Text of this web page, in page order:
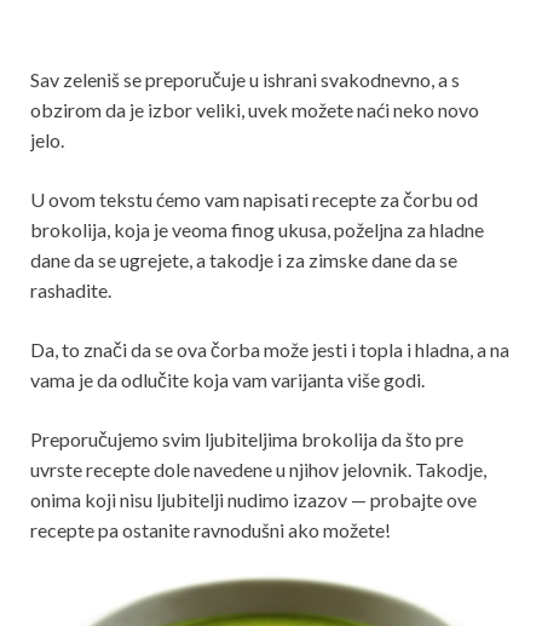
Sav zeleniš se preporučuje u ishrani svakodnevno, a s
obzirom da je izbor veliki, uvek možete naći neko novo
jelo.
U ovom tekstu ćemo vam napisati recepte za čorbu od
brokolija, koja je veoma finog ukusa, poželjna za hladne
dane da se ugrejete, a takodje i za zimske dane da se
rashadite.
Da, to znači da se ova čorba može jesti i topla i hladna, a na
vama je da odlučite koja vam varijanta više godi.
Preporučujemo svim ljubiteljima brokolija da što pre
uvrste recepte dole navedene u njihov jelovnik. Takodje,
onima koji nisu ljubitelji nudimo izazov — probajte ove
recepte pa ostanite ravnodušni ako možete!